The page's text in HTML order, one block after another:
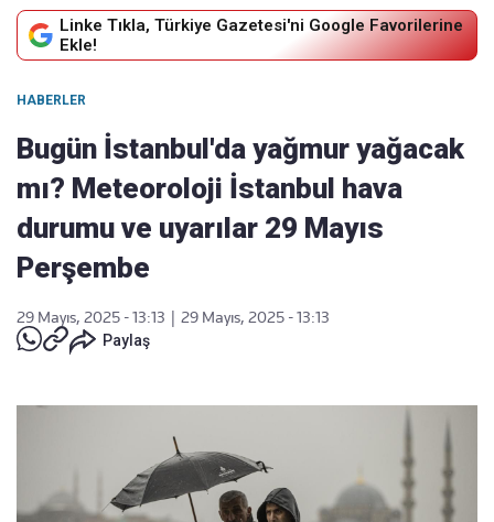
Linke Tıkla, Türkiye Gazetesi'ni Google Favorilerine
Ekle!
HABERLER
Bugün İstanbul'da yağmur yağacak
mı? Meteoroloji İstanbul hava
durumu ve uyarılar 29 Mayıs
Perşembe
29 Mayıs, 2025 - 13:13
29 Mayıs, 2025 - 13:13
Paylaş